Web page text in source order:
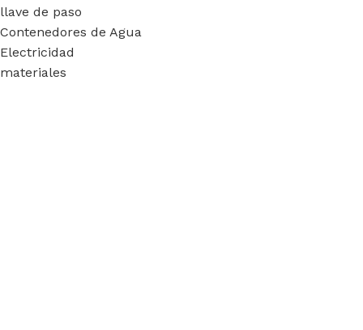
llave de paso
Contenedores de Agua
Electricidad
materiales